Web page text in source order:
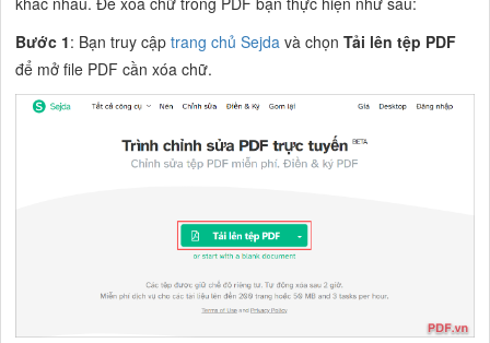
Bước 1: Bạn truy cậptrang chủ Sejda và chọnTải lên tệp PDF
để mở file PDF cần xóa chữ.